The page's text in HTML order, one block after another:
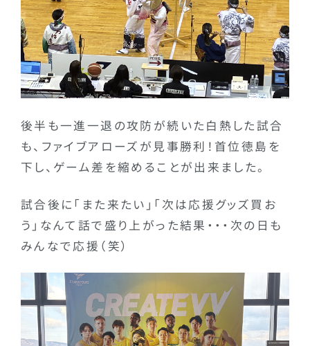
後半も一進一退の攻防が続いた白熱した試合
も、ファイブアローズが見事勝利！首位徳島を
下し、ゲーム差を縮めることが出来ました。
試合後に「また来たい」「次は応援グッズ買お
う」なんて話で盛り上がった結果・・・次の日も
みんなで応援（笑）